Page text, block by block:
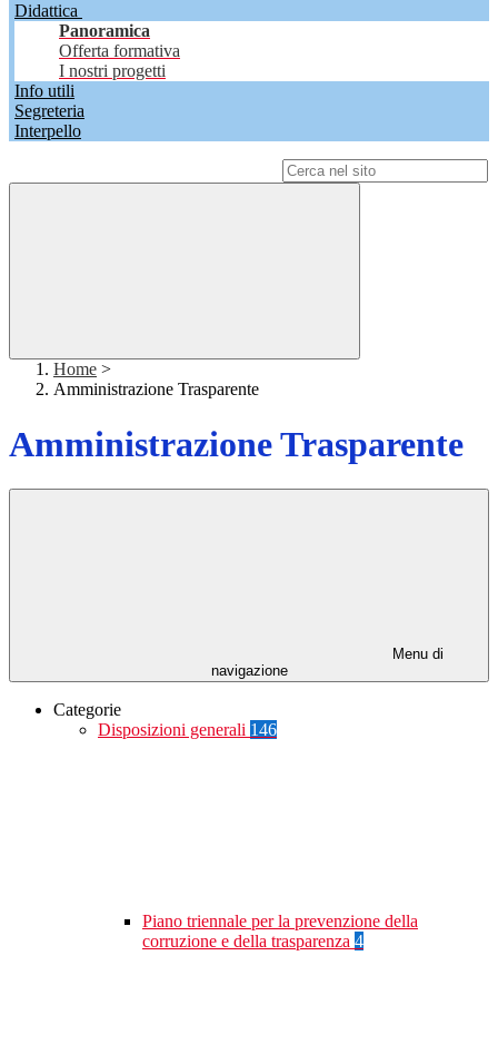
Didattica
Panoramica
Offerta formativa
I nostri progetti
Info utili
Segreteria
Interpello
Home >
Amministrazione Trasparente
Amministrazione Trasparente
Menu di
navigazione
Categorie
Disposizioni generali 146
Piano triennale per la prevenzione della
corruzione e della trasparenza 4